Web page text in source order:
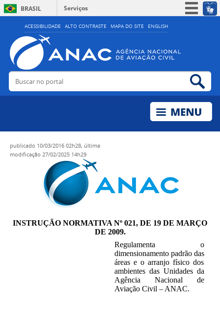
ACESSIBILIDADE ALTO CONTRASTE MAPA DO SITE ENGLISH
BRASIL
Serviços
Simplifique!
Acesso à informação
Legislação
Buscar no portal
publicado 10/03/2016 02h28, última
modificação 27/02/2025 14h29
INSTRUÇÃO NORMATIVA Nº 021, DE 19 DE MARÇO
DE 2009.
Regulamenta o
dimensionamento padrão das
áreas e o arranjo físico dos
ambientes das Unidades da
Agência Nacional de
Aviação Civil – ANAC.